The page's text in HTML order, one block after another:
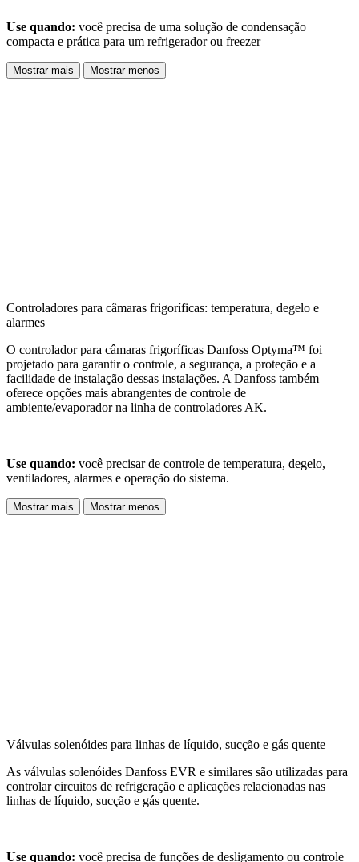
Use quando: você precisa de uma solução de condensação
compacta e prática para um refrigerador ou freezer
Mostrar mais Mostrar menos
Controladores para câmaras frigoríficas: temperatura, degelo e
alarmes
O controlador para câmaras frigoríficas Danfoss Optyma™ foi
projetado para garantir o controle, a segurança, a proteção e a
facilidade de instalação dessas instalações. A Danfoss também
oferece opções mais abrangentes de controle de
ambiente/evaporador na linha de controladores AK.
Use quando: você precisar de controle de temperatura, degelo,
ventiladores, alarmes e operação do sistema.
Mostrar mais Mostrar menos
Válvulas solenóides para linhas de líquido, sucção e gás quente
As válvulas solenóides Danfoss EVR e similares são utilizadas para
controlar circuitos de refrigeração e aplicações relacionadas nas
linhas de líquido, sucção e gás quente.
Use quando: você precisa de funções de desligamento ou controle